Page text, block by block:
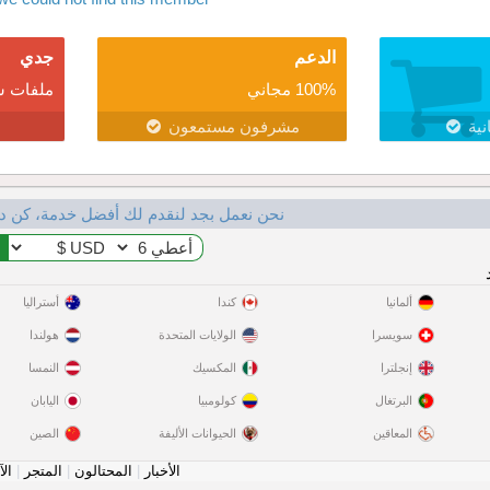
الدعم
100% مجاني
مشرفون مستمعون
جدي
ملفات
نحن نعمل بجد لنقدم لك أفضل خدمة،
ألمانيا
سويسرا
إنجلترا
البرتغال
المعاقين
كندا
الولايات المتحدة
المكسيك
كولومبيا
الحيوانات الأليفة
أستراليا
هولندا
النمسا
اليابان
الصين
الأخبار المحتالون المتجر